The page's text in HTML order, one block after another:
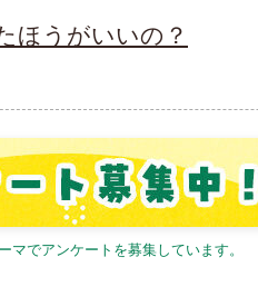
ほうがいいの？
マでアンケートを募集しています。